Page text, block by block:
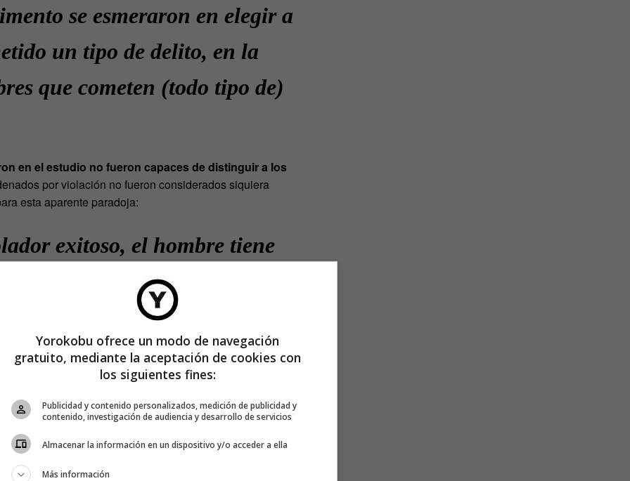
se esmeraron en elegir a
un tipo de delito, en la
que cometen (todo tipo de)
en el estudio no fueron capaces de distinguir a los
por violación no fueron considerados siquiera
esta aparente paradoja:
exitoso, el hombre tiene
de la mujer
tienen un aspecto criminal y
de acercarse lo suficiente
de violarla”.
sí fueron capaces de localizar a los violadores
las 32 fotos utilizadas en el experimento. Trata de
Apunta los resultados en un papel. Las soluciones,
Yorokobu ofrece un modo de navegación
gratuito, mediante la aceptación de cookies con
los siguientes fines:
Publicidad y contenido personalizados, medición de publicidad y
contenido, investigación de audiencia y desarrollo de servicios
Almacenar la información en un dispositivo y/o acceder a ella
Más información